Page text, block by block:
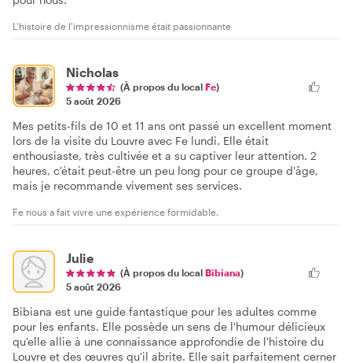
L'histoire de l'impressionnisme était passionnante
Nicholas
(À propos du local Fe)
5 août 2026
Mes petits-fils de 10 et 11 ans ont passé un excellent moment
lors de la visite du Louvre avec Fe lundi. Elle était
enthousiaste, très cultivée et a su captiver leur attention. 2
heures, c'était peut-être un peu long pour ce groupe d'âge,
mais je recommande vivement ses services.
Fe nous a fait vivre une expérience formidable.
Julie
(À propos du local Bibiana)
5 août 2026
Bibiana est une guide fantastique pour les adultes comme
pour les enfants. Elle possède un sens de l'humour délicieux
qu'elle allie à une connaissance approfondie de l'histoire du
Louvre et des œuvres qu'il abrite. Elle sait parfaitement cerner